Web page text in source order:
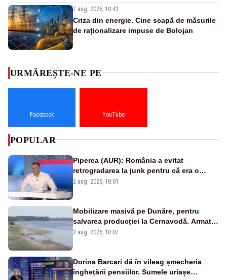
7 aug. 2026, 10:43
Criza din energie. Cine scapă de măsurile
de raționalizare impuse de Bolojan
URMĂREȘTE-NE PE
Facebook YouTube
POPULAR
Piperea (AUR): România a evitat
retrogradarea la junk pentru că era o
catastrofă pentru bănci și fondurile de
2 aug. 2026, 10:01
Mobilizare masivă pe Dunăre, pentru
salvarea producției la Cernavodă. Armata
va detona o stâncă și va devia apa
2 aug. 2026, 10:07
Dorina Barcari dă în vileag șmecheria
înghețării pensiilor. Sumele uriașe